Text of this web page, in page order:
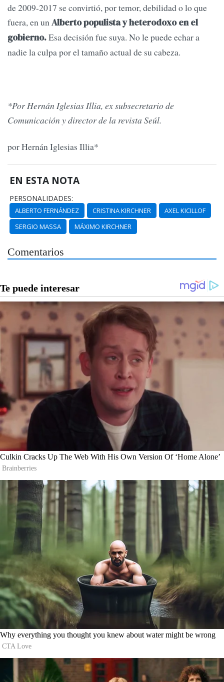
de 2009-2017 se convirtió, por temor, debilidad o lo que
fuera, en unAlberto populista y heterodoxo en el
gobierno.Esa decisión fue suya. No le puede echar a
nadie la culpa por el tamaño actual de su cabeza.
*Por Hernán Iglesias Illia, ex subsecretario de
Comunicación y director de la revista Seúl.
por Hernán Iglesias Illia*
EN ESTA NOTA
PERSONALIDADES:
ALBERTO FERNÁNDEZ CRISTINA KIRCHNER
AXEL KICILLOF
SERGIO MASSA
MÁXIMO KIRCHNER
Comentarios